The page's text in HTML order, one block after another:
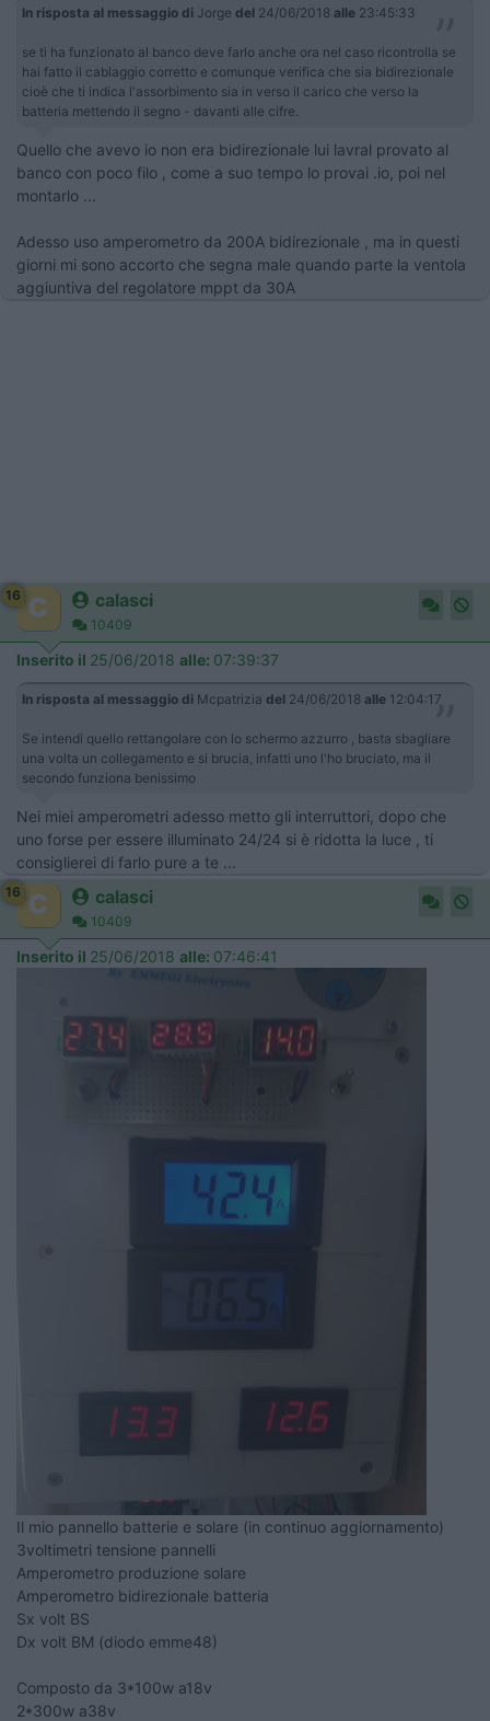
In risposta al messaggio di Jorge del 24/06/2018 alle 23:45:33
se ti ha funzionato al banco deve farlo anche ora nel caso ricontrolla se
hai fatto il cablaggio corretto e comunque verifica che sia bidirezionale
cioè che ti indica l'assorbimento sia in verso il carico che verso la
batteria mettendo il segno - davanti alle cifre.
Quello che avevo io non era bidirezionale lui lavral provato al
banco con poco filo , come a suo tempo lo provai .io, poi nel
montarlo ...
Adesso uso amperometro da 200A bidirezionale , ma in questi
giorni mi sono accorto che segna male quando parte la ventola
aggiuntiva del regolatore mppt da 30A
16 calasci
10409
Inserito il 25/06/2018 alle: 07:39:37
In risposta al messaggio di Mcpatrizia del 24/06/2018 alle 12:04:17
Se intendi quello rettangolare con lo schermo azzurro , basta sbagliare
una volta un collegamento e si brucia, infatti uno l'ho bruciato, ma il
secondo funziona benissimo
Nei miei amperometri adesso metto gli interruttori, dopo che
uno forse per essere illuminato 24/24 si è ridotta la luce , ti
consiglierei di farlo pure a te ...
16 calasci
10409
Inserito il 25/06/2018 alle: 07:46:41
Il mio pannello batterie e solare (in continuo aggiornamento)
3voltimetri tensione pannelli
Amperometro produzione solare
Amperometro bidirezionale batteria
Sx volt BS
Dx volt BM (diodo emme48)
Composto da 3*100w a18v
2*300w a38v